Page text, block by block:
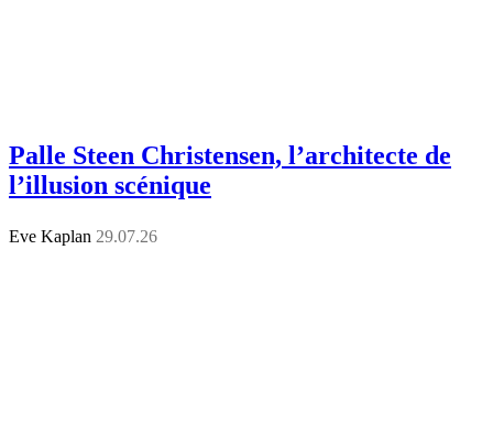
Palle Steen Christensen, l’architecte de
l’illusion scénique
Eve Kaplan 29.07.26